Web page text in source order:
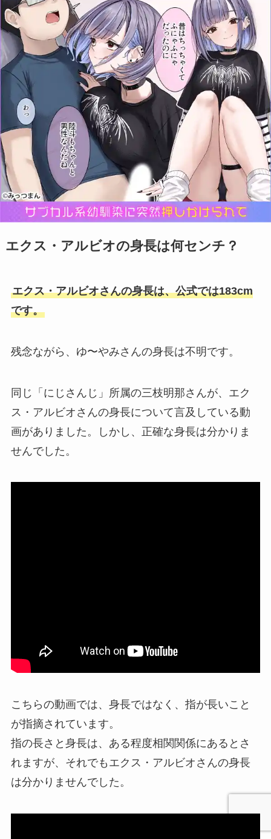
エクス・アルビオの身長は何センチ？
エクス・アルビオさんの身長は、公式では183cm
です。
残念ながら、ゆ〜やみさんの身長は不明です。
同じ「にじさんじ」所属の三枝明那さんが、エク
ス・アルビオさんの身長について言及している動
画がありました。しかし、正確な身長は分かりま
せんでした。
こちらの動画では、身長ではなく、指が長いこと
が指摘されています。
指の長さと身長は、ある程度相関関係にあるとさ
れますが、それでもエクス・アルビオさんの身長
は分かりませんでした。